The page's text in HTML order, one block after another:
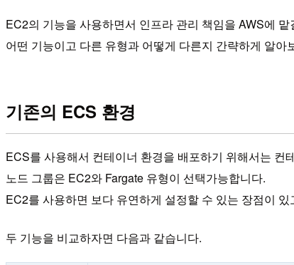
EC2의 기능을 사용하면서 인프라 관리 책임을 AWS에
어떤 기능이고 다른 유형과 어떻게 다른지 간략하게 알아
기존의 ECS 환경
ECS를 사용해서 컨테이너 환경을 배포하기 위해서는 컨
노드 그룹은 EC2와 Fargate 유형이 선택가능합니다.
EC2를 사용하면 보다 유연하게 설정할 수 있는 장점이
두 기능을 비교하자면 다음과 같습니다.